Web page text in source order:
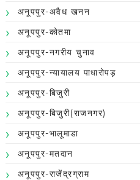
अनूपपुर-अवैध खनन
अनूपपुर-कोतमा
अनूपपुर-नगरीय चुनाव
अनूपपुर-न्यायालय पाधारोपड़
अनूपपुर-बिजुरी
अनूपपुर-बिजुरी(राजनगर)
अनूपपुर-भालूमाडा
अनूपपुर-मतदान
अनूपपुर-राजेंद्रग्राम